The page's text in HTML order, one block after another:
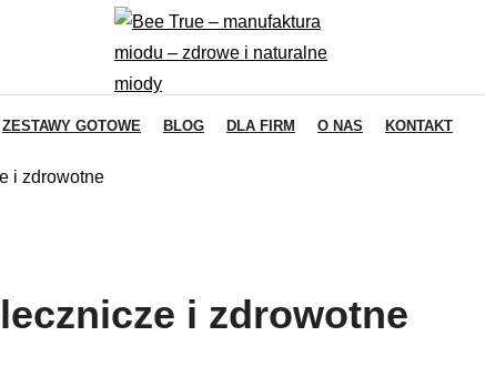
ZESTAWY GOTOWE BLOG DLA FIRM O NAS KONTAKT
i zdrowotne
i zdrowotne